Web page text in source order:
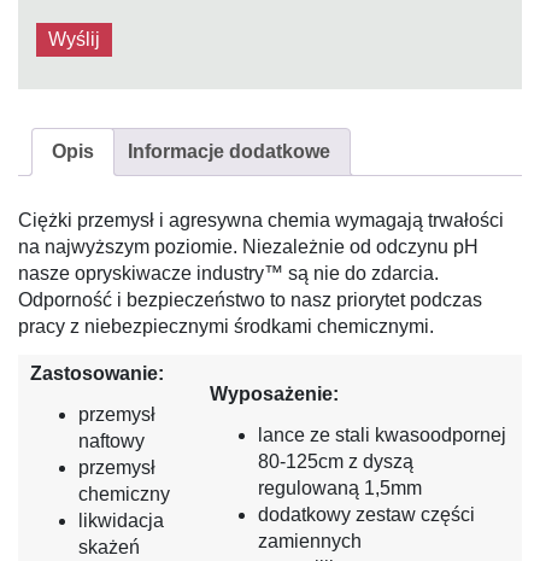
Opis Informacje dodatkowe
Ciężki przemysł i agresywna chemia wymagają trwałości
na najwyższym poziomie. Niezależnie od odczynu pH
nasze opryskiwacze industry™ są nie do zdarcia.
Odporność i bezpieczeństwo to nasz priorytet podczas
pracy z niebezpiecznymi środkami chemicznymi.
Zastosowanie:
przemysł
naftowy
przemysł
chemiczny
likwidacja
skażeń
Wyposażenie:
lance ze stali kwasoodpornej
80-125cm z dyszą
regulowaną 1,5mm
dodatkowy zestaw części
zamiennych